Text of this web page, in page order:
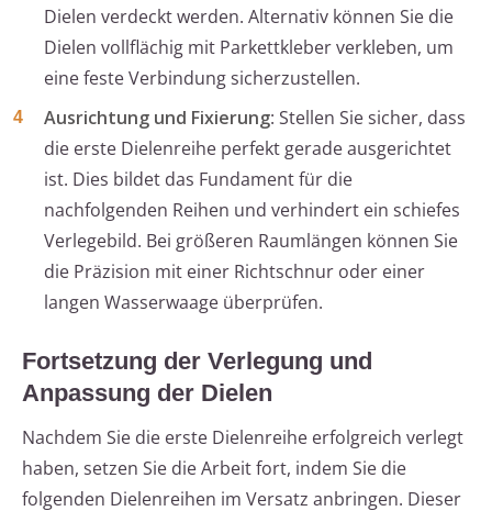
Dielen verdeckt werden. Alternativ können Sie die
Dielen vollflächig mit Parkettkleber verkleben, um
eine feste Verbindung sicherzustellen.
Ausrichtung und Fixierung: Stellen Sie sicher, dass
die erste Dielenreihe perfekt gerade ausgerichtet
ist. Dies bildet das Fundament für die
nachfolgenden Reihen und verhindert ein schiefes
Verlegebild. Bei größeren Raumlängen können Sie
die Präzision mit einer Richtschnur oder einer
langen Wasserwaage überprüfen.
Fortsetzung der Verlegung und
Anpassung der Dielen
Nachdem Sie die erste Dielenreihe erfolgreich verlegt
haben, setzen Sie die Arbeit fort, indem Sie die
folgenden Dielenreihen im Versatz anbringen. Dieser